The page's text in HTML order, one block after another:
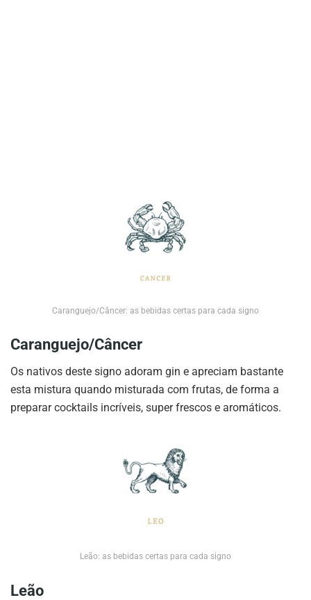
Caranguejo/Câncer: as bebidas certas para cada signo
Caranguejo/Câncer
Os nativos deste signo adoram gin e apreciam bastante
esta mistura quando misturada com frutas, de forma a
preparar cocktails incríveis, super frescos e aromáticos.
Leão: as bebidas certas para cada signo
Leão